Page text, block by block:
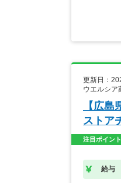
更新日：
ウエルシ
【広
ストア
注目ポイント
給与